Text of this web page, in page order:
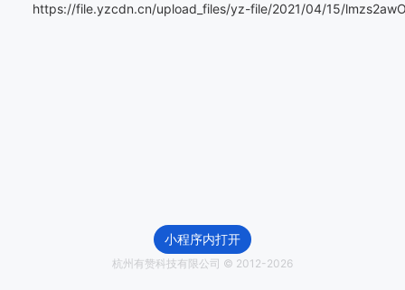
https://file.yzcdn.cn/upload_files/yz-file/2021/04/15/
小程序内打开
杭州有赞科技有限公司 © 2012-2026